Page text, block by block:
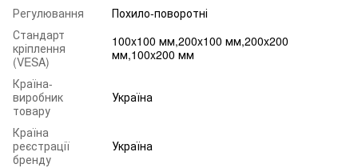
Регулювання
Похило-поворотні
Стандарт
кріплення
(VESA)
100x100 мм,200x100 мм,200x200
мм,100x200 мм
Країна-
виробник
товару
Україна
Країна
реєстрації
бренду
Україна